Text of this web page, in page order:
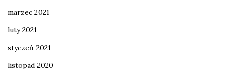
marzec 2021
luty 2021
styczeń 2021
listopad 2020